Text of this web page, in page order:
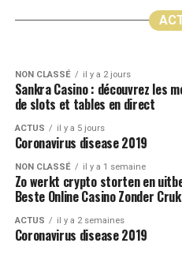
Giochi da casinò
avvincenti e le
méthodes de
NON CLASSÉ il y a 2 jours
Sankra Casino : découvrez les
de slots et tables en direct
ACTUS il y a 5 jours
Coronavirus disease 2019
NON CLASSÉ il y a 1 semaine
Zo werkt crypto storten en
Beste Online Casino Zonder
ACTUS il y a 2 semaines
Coronavirus disease 2019